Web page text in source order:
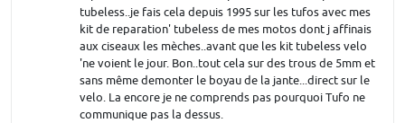
tubeless..je fais cela depuis 1995 sur les tufos avec mes
kit de reparation' tubeless de mes motos dont j affinais
aux ciseaux les mèches..avant que les kit tubeless velo
'ne voient le jour. Bon..tout cela sur des trous de 5mm et
sans même demonter le boyau de la jante...direct sur le
velo. La encore je ne comprends pas pourquoi Tufo ne
communique pas la dessus.